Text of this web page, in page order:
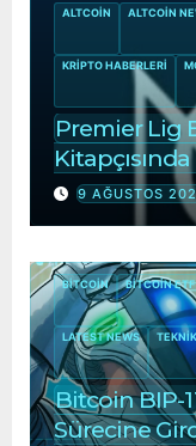
ALTCOIN ALTCOIN
KRIPTO HABERLERI
Premier Lig
9 AĞUSTOS
BITCOIN BITCOIN ETF
LATEST NEWS
Bitcoin BIP-
Sürecine